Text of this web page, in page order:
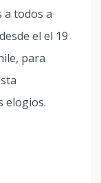
a todos a
el el 19
para
elogios.